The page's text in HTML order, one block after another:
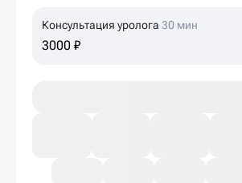
Консультация уролога 30 мин
3000 ₽